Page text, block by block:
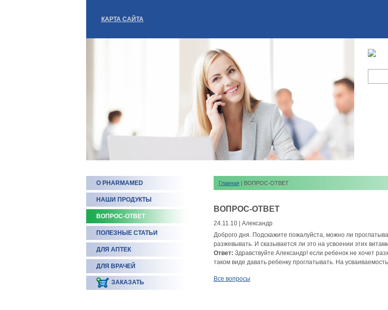
КАРТА САЙТА
О PHARMAMED
НАШИ ПРОДУКТЫ
ВОПРОС-ОТВЕТ
ПОЛЕЗНЫЕ СТАТЬИ
ДЛЯ АПТЕК
ДЛЯ ВРАЧЕЙ
ЗАКАЗАТЬ
Главная | ВОПРОС-ОТВЕТ
ВОПРОС-ОТВЕТ
24.11.10 | Александр
Доброго дня. Подскажите пожалуйста, можно ли
разжевывать. И сказывается ли это на усвоении этих
Ответ: Здравствуйте Александр! если ребенок не хочет
таком виде давать ребенку проглатывать. На
Все вопросы